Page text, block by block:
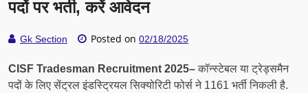
पदों पर भर्ती, करें आवेदन
Gk Section Posted on 02/18/2025
CISF Tradesman Recruitment 2025–कॉन्स्टेबल या ट्रेड्समैन
पदों के लिए सेंट्रल इंडस्ट्रियल सिक्योरिटी फोर्स ने 1161 भर्ती निकली है.